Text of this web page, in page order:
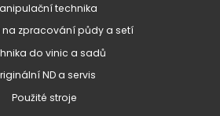
technika
na zpracování půdy a setí
do vinic a sadů
ND a servis
Použité stroje